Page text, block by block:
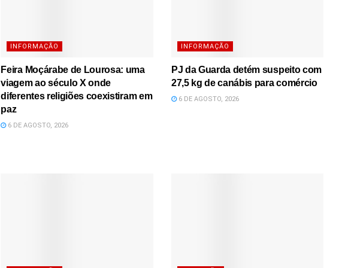
INFORMAÇÃO
Feira Moçárabe de Lourosa: uma
viagem ao século X onde
diferentes religiões coexistiram em
paz
6 DE AGOSTO, 2026
INFORMAÇÃO
PJ da Guarda detém suspeito com
27,5 kg de canábis para comércio
6 DE AGOSTO, 2026